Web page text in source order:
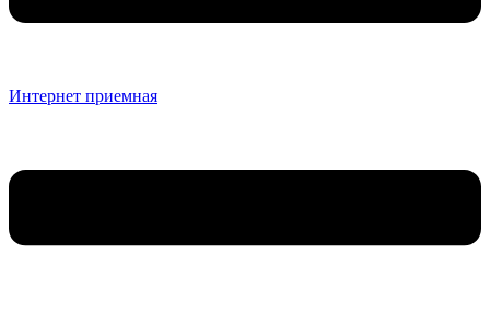
Интернет приемная